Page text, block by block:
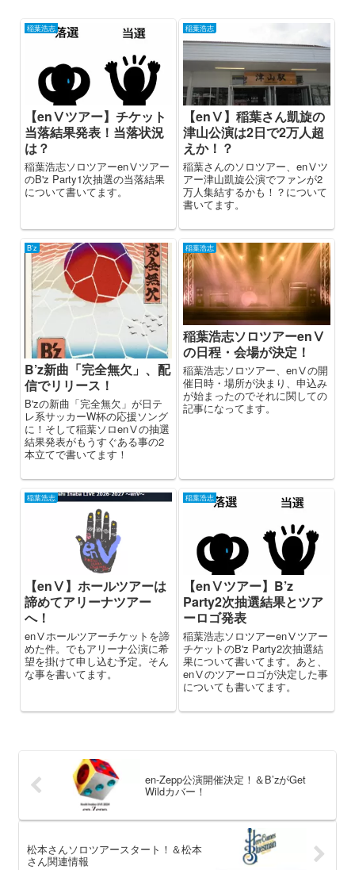
稲葉浩志
【enⅤツアー】チケット
当落結果発表！当落状況
は？
稲葉浩志ソロツアーenⅤツアー
のB'z Party1次抽選の当落結果
について書いてます。
稲葉浩志
【enⅤ】稲葉さん凱旋の
津山公演は2日で2万人超
えか！？
稲葉さんのソロツアー、enⅤツ
アー津山凱旋公演でファンが2
万人集結するかも！？について
書いてます。
B'z
B’z新曲「完全無欠」、配
信でリリース！
B'zの新曲「完全無欠」が日テ
レ系サッカーW杯の応援ソング
に！そして稲葉ソロenⅤの抽選
結果発表がもうすぐある事の2
本立てで書いてます！
稲葉浩志
稲葉浩志ソロツアーenⅤ
の日程・会場が決定！
稲葉浩志ソロツアー、enⅤの開
催日時・場所が決まり、申込み
が始まったのでそれに関しての
記事になってます。
稲葉浩志
【enⅤ】ホールツアーは
諦めてアリーナツアー
へ！
enⅤホールツアーチケットを諦
めた件。でもアリーナ公演に希
望を掛けて申し込む予定。そん
な事を書いてます。
稲葉浩志
【enⅤツアー】B’z
Party2次抽選結果とツア
ーロゴ発表
稲葉浩志ソロツアーenⅤツアー
チケットのB'z Party2次抽選結
果について書いてます。あと、
enⅤのツアーロゴが決定した事
についても書いてます。
en-Zepp公演開催決定！＆B’zがGet
Wildカバー！
松本さんソロツアースタート！＆松本
さん関連情報